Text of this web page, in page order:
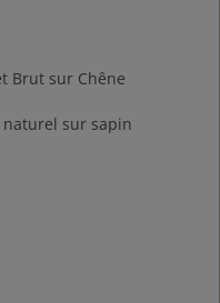
Brut sur Chêne
naturel sur sapin